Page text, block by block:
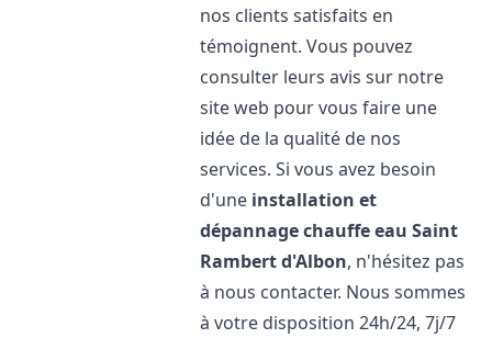
nos clients satisfaits en
témoignent. Vous pouvez
consulter leurs avis sur notre
site web pour vous faire une
idée de la qualité de nos
services. Si vous avez besoin
d'une installation et
dépannage chauffe eau Saint
Rambert d'Albon, n'hésitez pas
à nous contacter. Nous sommes
à votre disposition 24h/24, 7j/7